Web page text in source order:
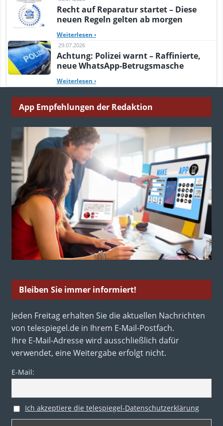
Recht auf Reparatur startet – Diese
neuen Regeln gelten ab morgen
Weiterlesen ›
29.07.2026
Achtung: Polizei warnt – Raffinierte,
neue WhatsApp-Betrugsmasche
Weiterlesen ›
App Empfehlungen der Redaktion
Bleiben Sie immer informiert!
Jeden Freitag erhalten Sie die aktuellen Nachrichten
von telespiegel.de in Ihrem E-Mail-Postfach.
Ihre E-Mail-Adresse wird ausschließlich dafür
verwendet, eine Weitergabe erfolgt nicht.
E-Mail:
Ich akzeptiere die telespiegel-Datenschutzerklärung